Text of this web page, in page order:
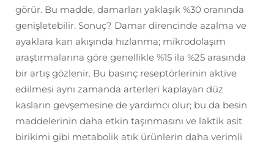
görür. Bu madde, damarları yaklaşık %30 oranında
genişletebilir. Sonuç? Damar direncinde azalma ve
ayaklara kan akışında hızlanma; mikrodolaşım
araştırmalarına göre genellikle %15 ila %25 arasında
bir artış gözlenir. Bu basınç reseptörlerinin aktive
edilmesi aynı zamanda arterleri kaplayan düz
kasların gevşemesine de yardımcı olur; bu da besin
maddelerinin daha etkin taşınmasını ve laktik asit
birikimi gibi metabolik atık ürünlerin daha verimli